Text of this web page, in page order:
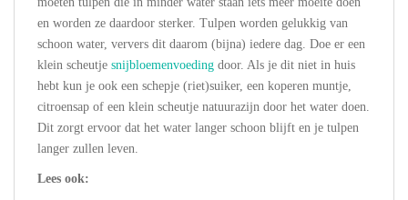
en worden ze daardoor sterker. Tulpen worden gelukkig van
schoon water, ververs dit daarom (bijna) iedere dag. Doe er een
klein scheutje snijbloemenvoeding door. Als je dit niet in huis
hebt kun je ook een schepje (riet)suiker, een koperen muntje,
citroensap of een klein scheutje natuurazijn door het water doen.
Dit zorgt ervoor dat het water langer schoon blijft en je tulpen
langer zullen leven.
Lees ook: